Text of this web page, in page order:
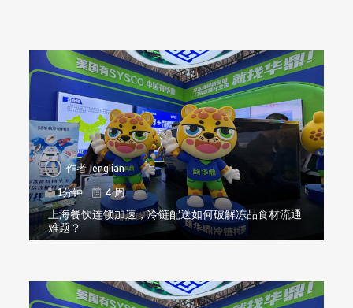
作者lenglian
1分钟
4 周
上海餐饮连锁加速，冷链配送如何破解冻品食材流通
难题？